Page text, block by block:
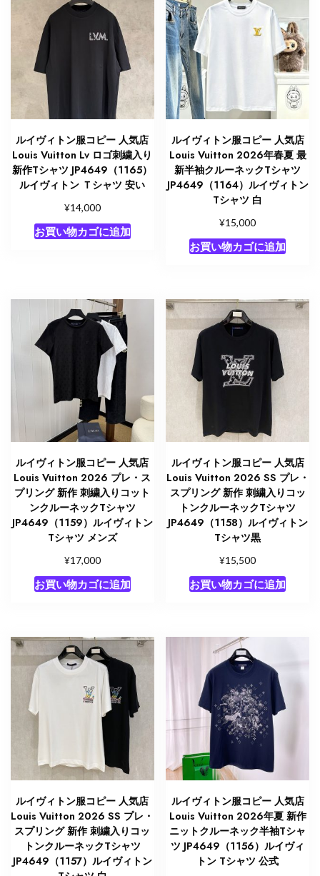
ルイヴィトン服コピー 人気店
Louis Vuitton Lv ロゴ刺繍入り
新作Tシャツ JP4649（1165）
ルイヴィトン Ｔシャツ 安い
¥14,000
お買い物カゴに追加
ルイヴィトン服コピー 人気店
Louis Vuitton 2026年春夏 最
新半袖クルーネックTシャツ
JP4649（1164）ルイヴィトン
Tシャツ 白
¥15,000
お買い物カゴに追加
ルイヴィトン服コピー 人気店
Louis Vuitton 2026 プレ・ス
プリング 新作 刺繍入りコット
ンクルーネックTシャツ
JP4649（1159）ルイヴィトン
Tシャツ メンズ
¥17,000
お買い物カゴに追加
ルイヴィトン服コピー 人気店
Louis Vuitton 2026 SS プレ・
スプリング 新作 刺繍入りコッ
トンクルーネックTシャツ
JP4649（1158）ルイヴィトン
Tシャツ黒
¥15,500
お買い物カゴに追加
ルイヴィトン服コピー 人気店
Louis Vuitton 2026 SS プレ・
スプリング 新作 刺繍入りコッ
トンクルーネックTシャツ
JP4649（1157）ルイヴィトン
ルイヴィトン服コピー 人気店
Louis Vuitton 2026年夏 新作
ニットクルーネック半袖Tシャ
ツ JP4649（1156）ルイヴィ
トン Tシャツ 公式